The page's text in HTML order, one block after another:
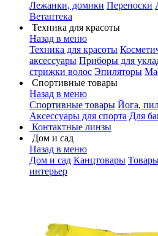
Лежанки, домики Переноски
Ветаптека
Техника для красоты
Назад в меню
Техника для красоты
аксессуары Приборы для
стрижки волос Эпиляторы
Спортивные товары
Назад в меню
Спортивные товары Йога,
Аксессуары для спорта Для
Контактные линзы
Дом и сад
Назад в меню
Дом и сад Канцтовары
интерьер